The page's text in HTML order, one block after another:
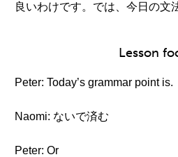
良いわけです。では、今日の文
Lesson
Peter: Today’s grammar point is.
Naomi: ないで済む
Peter: Or